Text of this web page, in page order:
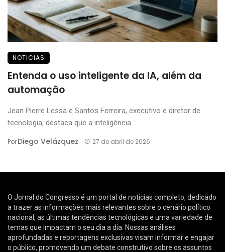
NOTICIAS
Entenda o uso inteligente da IA, além da
automação
Jean Pierre Lessa e Santos Ferreira, executivo e diretor de
tecnologia, destaca que a inteligência ...
PorDiego Velázquez 27 de abril de 2026
O Jornal do Congresso é um portal de notícias completo, dedicado
a trazer as informações mais relevantes sobre o cenário político
nacional, as últimas tendências tecnológicas e uma variedade de
temas que impactam o seu dia a dia. Nossas análises
aprofundadas e reportagens exclusivas visam informar e engajar
o público, promovendo um debate construtivo sobre os assuntos